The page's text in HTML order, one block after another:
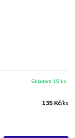
135 Kč/ks
Skladem 15 ks